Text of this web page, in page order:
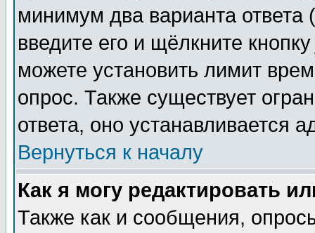
минимум два варианта ответа
введите его и щёлкните
можете установить лимит
опрос. Также существует
ответа, оно устанавливается
Вернуться к началу
Как я могу редактировать
Также как и сообщения,